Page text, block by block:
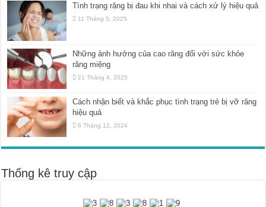
Tình trạng răng bị đau khi nhai và cách xử lý hiệu quả
11 Tháng 5, 2025
Những ảnh hưởng của cao răng đối với sức khỏe
răng miệng
21 Tháng 4, 2025
Cách nhận biết và khắc phục tình trạng trẻ bị vỡ răng
hiệu quả
6 Tháng 12, 2024
Thống kê truy cập